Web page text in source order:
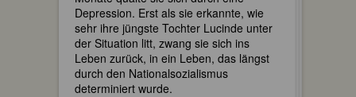
Depression. Erst als sie erkannte, wie
sehr ihre jüngste Tochter Lucinde unter
der Situation litt, zwang sie sich ins
Leben zurück, in ein Leben, das längst
durch den Nationalsozialismus
determiniert wurde.